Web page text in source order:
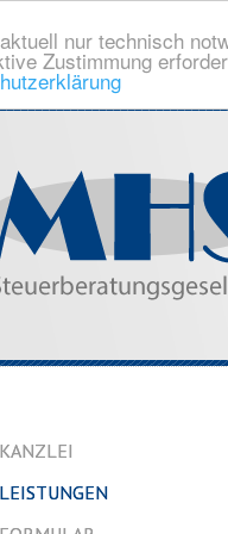
nur technisch
Zustimmung
KANZLEI
LEISTUNGEN